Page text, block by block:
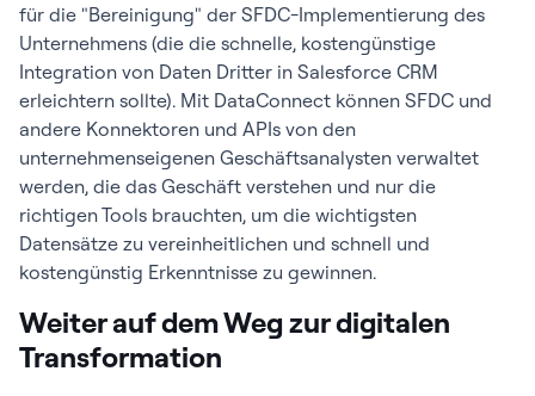
für die "Bereinigung" der SFDC-Implementierung des
Unternehmens (die die schnelle, kostengünstige
Integration von Daten Dritter in Salesforce CRM
erleichtern sollte). Mit DataConnect können SFDC und
andere Konnektoren und APIs von den
unternehmenseigenen Geschäftsanalysten verwaltet
werden, die das Geschäft verstehen und nur die
richtigen Tools brauchten, um die wichtigsten
Datensätze zu vereinheitlichen und schnell und
kostengünstig Erkenntnisse zu gewinnen.
Weiter auf dem Weg zur digitalen
Transformation